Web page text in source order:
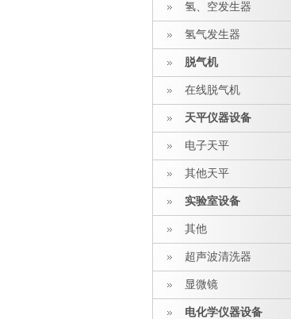
氢、空发生器
氢气发生器
脱气机
在线脱气机
天平仪器设备
电子天平
其他天平
实验室设备
其他
超声波清洗器
显微镜
电化学仪器设备